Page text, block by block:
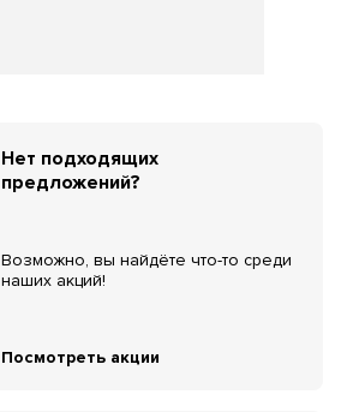
Нет подходящих
предложений?
Возможно, вы найдёте что-то среди
наших акций!
Посмотреть акции